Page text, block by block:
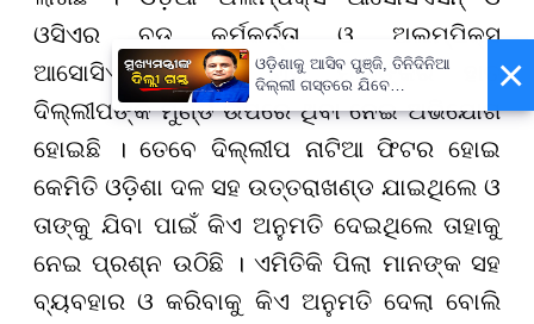
ଓସିଏର ବଡ଼ କର୍ମକର୍ତ୍ତା ଓ ଅଲମ୍ପିକ୍ସ
ଆସୋସିଏସନର ବଡ଼ ବାବୁ ମାନଙ୍କର ହାତ
ଦିଲ୍ଲୀପଙ୍କ ମୁଣ୍ଡ ଉପରେ ଥିବା ନେଇ ଅଭିଯୋଗ
ହୋଇଛି । ତେବେ ଦିଲ୍ଲୀପ ନାଟିଆ ଫିଟର ହୋଇ
କେମିତି ଓଡ଼ିଶା ଦଳ ସହ ଉତ୍ତରାଖଣ୍ଡ ଯାଇଥିଲେ ଓ
ତାଙ୍କୁ ଯିବା ପାଇଁ କିଏ ଅନୁମତି ଦେଇଥିଲେ ତାହାକୁ
ନେଇ ପ୍ରଶ୍ନ ଉଠିଛି । ଏମିତିକି ପିଲା ମାନଙ୍କ ସହ
ବ୍ୟବହାର ଓ କରିବାକୁ କିଏ ଅନୁମତି ଦେଲା ବୋଲି
×
ଓଡ଼ିଶାକୁ ଆସିବ ପୁଞ୍ଜି, ତିନିଦିନିଆ
ଦିଲ୍ଲୀ ଗସ୍ତରେ ଯିବେ
ମୁଖ୍ୟମନ୍ତ୍ରୀ ମୋହନ ମାଝୀ